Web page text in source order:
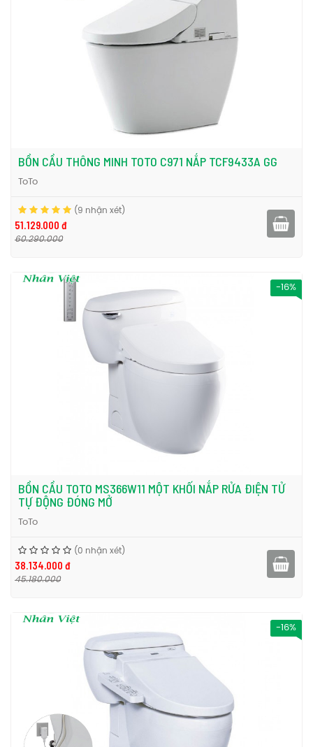
BỒN CẦU THÔNG MINH TOTO C971 NẮP TCF9433A GG
ToTo
(9 nhận xét)
51.129.000 đ
60.290.000
-16%
BỒN CẦU TOTO MS366W11 MỘT KHỐI NẮP RỬA ĐIỆN TỬ
TỰ ĐỘNG ĐÓNG MỞ
ToTo
(0 nhận xét)
38.134.000 đ
45.180.000
-16%